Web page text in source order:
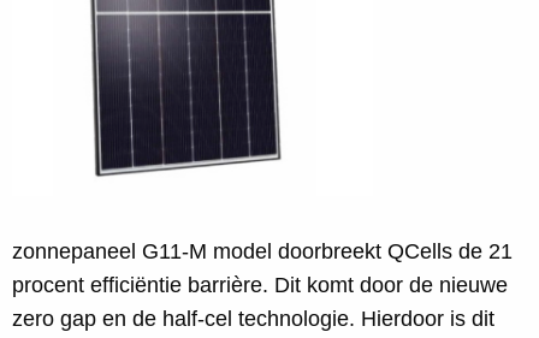
zonnepaneel G11-M model doorbreekt QCells de 21
procent efficiëntie barrière. Dit komt door de nieuwe
zero gap en de half-cel technologie. Hierdoor is dit